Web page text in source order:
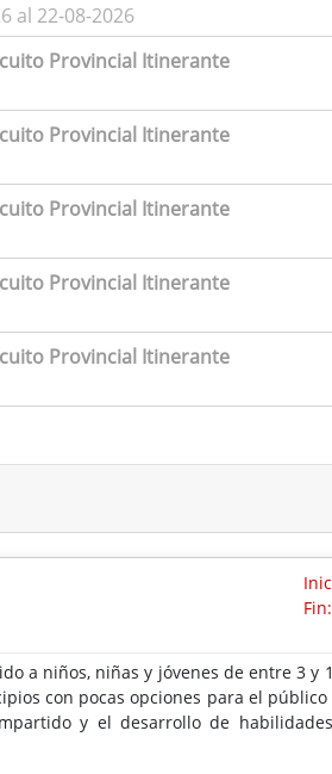
al 22-08-2026
Provincial Itinerante
Provincial Itinerante
Provincial Itinerante
Provincial Itinerante
Provincial Itinerante
a niños, niñas y jóvenes de entre 3 y
con pocas opciones para el
y el desarrollo de